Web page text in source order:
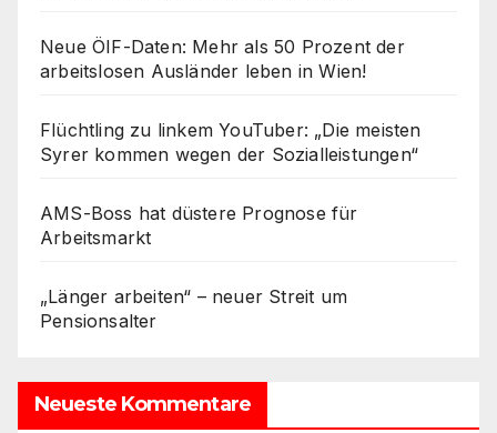
Neue ÖIF-Daten: Mehr als 50 Prozent der
arbeitslosen Ausländer leben in Wien!
Flüchtling zu linkem YouTuber: „Die meisten
Syrer kommen wegen der Sozialleistungen“
AMS-Boss hat düstere Prognose für
Arbeitsmarkt
„Länger arbeiten“ – neuer Streit um
Pensionsalter
Neueste Kommentare